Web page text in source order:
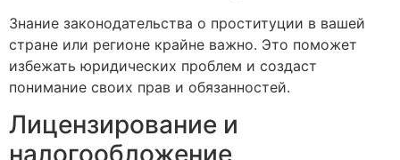
Знание законодательства о проституции в вашей
стране или регионе крайне важно. Это поможет
избежать юридических проблем и создаст
понимание своих прав и обязанностей.
Лицензирование и